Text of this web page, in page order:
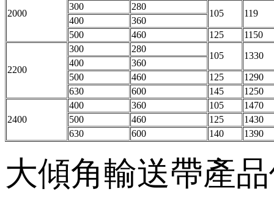
2000
300
280
105 119
400
360
500
460 125 1150
2200
300 280
105 1330
400
360
500
460 125
1290
630
600 145 1250
2400
400 360 105
1470
500
460 125
1430
630
600 140 1390
大傾角輸送帶產品